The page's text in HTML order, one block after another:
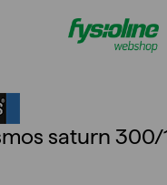
saturn 300/